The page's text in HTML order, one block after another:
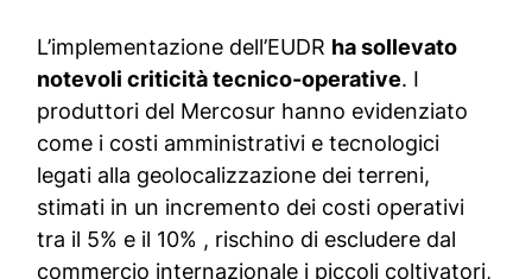
L’implementazione dell’EUDR ha sollevato
notevoli criticità tecnico-operative. I
produttori del Mercosur hanno evidenziato
come i costi amministrativi e tecnologici
legati alla geolocalizzazione dei terreni,
stimati in un incremento dei costi operativi
tra il 5% e il 10% , rischino di escludere dal
commercio internazionale i piccoli coltivatori,